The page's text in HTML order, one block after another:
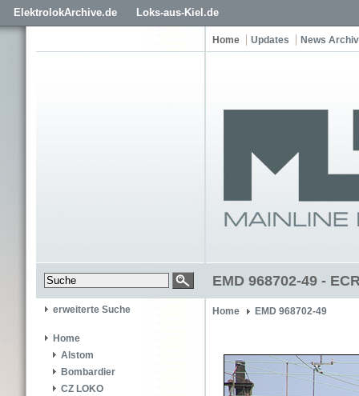
ElektrolokArchive.de Loks-aus-Kiel.de
Home Updates News Archiv
EMD 968702-49 -
erweiterte Suche
Home
Alstom
Bombardier
CZ LOKO
Home EMD 968702-49